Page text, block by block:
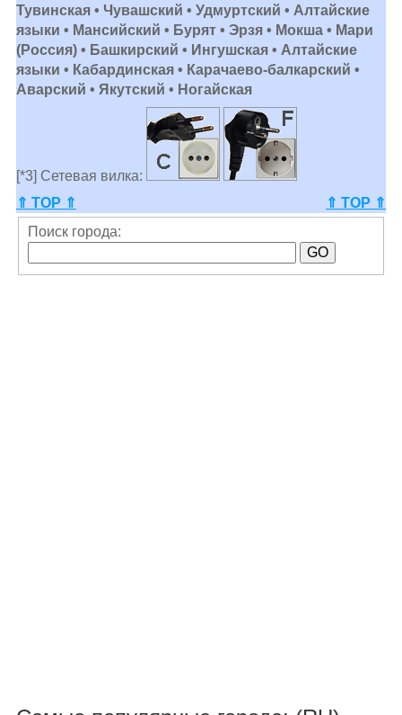
Тувинская • Чувашский • Удмуртский • Алтайские
языки • Мансийский • Бурят • Эрзя • Мокша • Мари
(Россия) • Башкирский • Ингушская • Алтайские
языки • Кабардинская • Карачаево-балкарский •
Аварский • Якутский • Ногайская
[*3] Сетевая вилка:
⇑ TOP ⇑
⇑ TOP ⇑
Поиск города: